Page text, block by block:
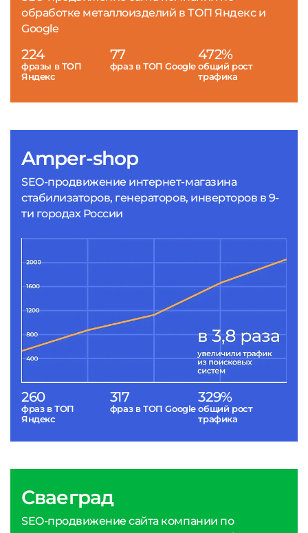
Amper-shop
SEO-продвижение интернет-магазина
стабилизаторов, генераторов, инверторов в 9-
ти городах России
260
фраз в ТОП
Яндекс
317
фраз в ТОП Google
329%
общий рост
трафика
обработке металлоизделий в ТОП Яндекс и
Google
224
фразы в ТОП
Яндекс
77
фраз в ТОП Google
472%
общий рост
трафика
Сваеград
SEO-продвижение сайта компании по